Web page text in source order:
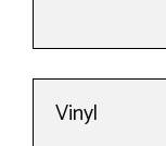
Vinyl